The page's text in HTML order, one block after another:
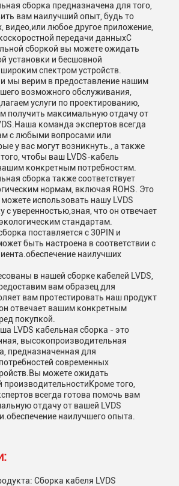
сборка предназначена для того,
вам наилучший опыт, будь то
видео,или любое другое приложение,
передачи данныхС
сборкой вы можете ожидать
установки и бесшовной
спектром устройств.
мы верим в предоставление нашим
возможного обслуживания,
услуги по проектированию,
получить максимальную отдачу от
команда экспертов всегда
с любыми вопросами или
у вас могут возникнуть., а также
чтобы ваш LVDS-кабель
конкретным потребностям.
сборка также соответствует
нормам, включая ROHS. Это
использовать нашу LVDS
с уверенностью,зная, что он отвечает
стандартам.
поставляется с 30PIN и
быть настроена в соответствии с
наилучших
в нашей сборке кабелей LVDS,
вам образец для
вам протестировать наш продукт
отвечает вашим конкретным
покупкой.
LVDS кабельная сборка - это
высокопроизводительная
предназначенная для
современных
можете ожидать
производительностиКроме того,
всегда готова помочь вам
отдачу от вашей LVDS
наилучшего опыта.
Сборка кабеля LVDS